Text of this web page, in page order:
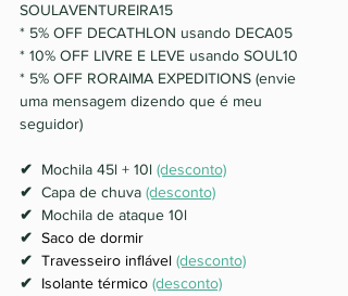
SOULAVENTUREIRA15
* 5% OFF DECATHLON usando DECA05
* 10% OFF LIVRE E LEVE usando SOUL10
* 5% OFF RORAIMA EXPEDITIONS (envie
uma mensagem dizendo que é meu
seguidor)
✔ Mochila 45l + 10l (desconto)
✔ Capa de chuva (desconto)
✔ Mochila de ataque 10l
✔ Saco de dormir
✔ Travesseiro inflável (desconto)
✔ Isolante térmico (desconto)